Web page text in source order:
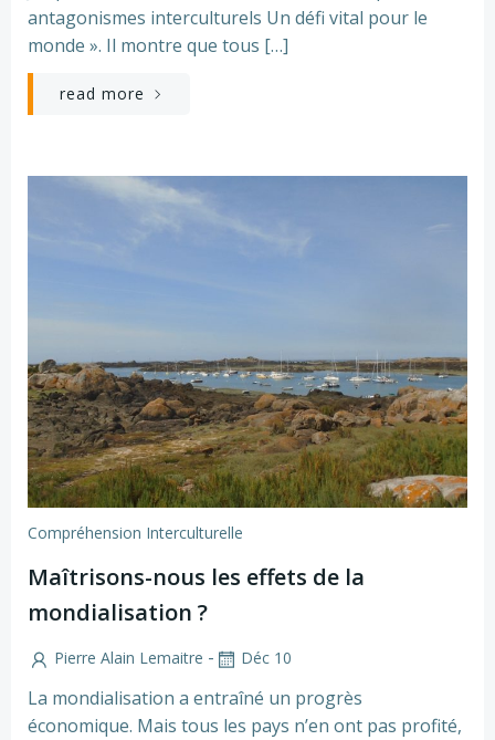
antagonismes interculturels Un défi vital pour le
monde ». Il montre que tous […]
read more
Compréhension Interculturelle
Maîtrisons-nous les effets de la
mondialisation ?
Pierre Alain Lemaitre - Déc 10
La mondialisation a entraîné un progrès
économique. Mais tous les pays n’en ont pas profité,